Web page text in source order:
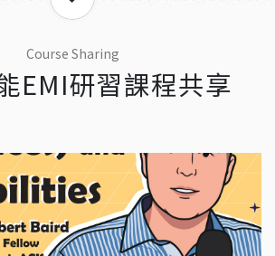
Course Sharing
EMI研習課程共享